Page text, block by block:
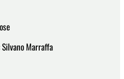
Marraffa